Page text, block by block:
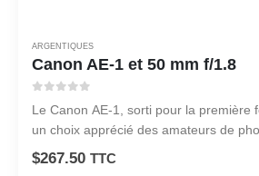
ARGENTIQUES
Canon AE-1 et 50 mm f/1.8
Le Canon AE-1, sorti pour la première
un choix apprécié des amateurs de
argentique.
$267.50 TTC